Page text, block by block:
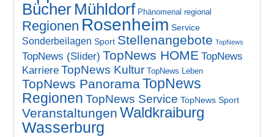
Bücher Mühldorf Phänomenal regional
Regionen Rosenheim Service
Sonderbeilagen Sport Stellenangebote TopNews
TopNews (Slider) TopNews HOME TopNews
Karriere TopNews Kultur TopNews Leben
TopNews PanoramaTopNews
Regionen TopNews Service TopNews Sport
Veranstaltungen Waldkraiburg
Wasserburg